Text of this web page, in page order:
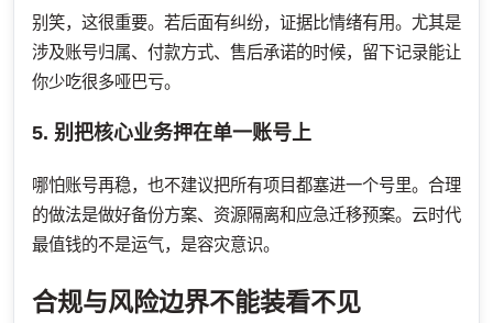
别笑，这很重要。若后面有纠纷，证据比情绪有用。尤其是
涉及账号归属、付款方式、售后承诺的时候，留下记录能让
你少吃很多哑巴亏。
5. 别把核心业务押在单一账号上
哪怕账号再稳，也不建议把所有项目都塞进一个号里。合理
的做法是做好备份方案、资源隔离和应急迁移预案。云时代
最值钱的不是运气，是容灾意识。
合规与风险边界不能装看不见